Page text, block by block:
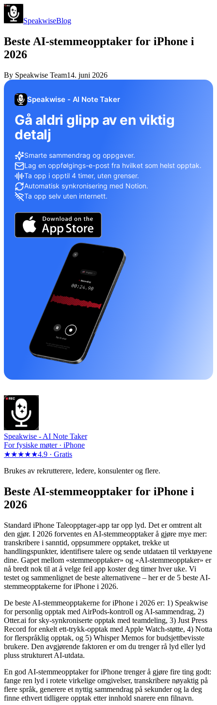
SpeakwiseBlog
Beste AI-stemmeopptaker for iPhone i
2026
By Speakwise Team14. juni 2026
Speakwise - AI Note Taker
Gå aldri glipp av en viktig
detalj
Smarte sammendrag og oppgaver.
Lag en oppfølgings-e-post fra hvilket som helst opptak.
Ta opp i opptil 4 timer, uten grenser.
Automatisk synkronisering med Notion.
Ta opp selv uten internett.
Speakwise - AI Note Taker
For fysiske møter · iPhone
★★★★★4.9 · Gratis
Brukes av rekrutterere, ledere, konsulenter og flere.
Beste AI-stemmeopptaker for iPhone i
2026
Standard iPhone Taleopptager-app tar opp lyd. Det er omtrent alt
den gjør. I 2026 forventes en AI-stemmeopptaker å gjøre mye mer:
transkribere i sanntid, oppsummere opptaket, trekke ut
handlingspunkter, identifisere talere og sende utdataen til verktøyene
dine. Gapet mellom «stemmeopptaker» og «AI-stemmeopptaker» er
nå bredt nok til at å velge feil app koster deg timer hver uke. Vi
testet og sammenlignet de beste alternativene – her er de 5 beste AI-
stemmeopptakerne for iPhone i 2026.
De beste AI-stemmeopptakerne for iPhone i 2026 er: 1) Speakwise
for personlig opptak med AirPods-kontroll og AI-sammendrag, 2)
Otter.ai for sky-synkroniserte opptak med teamdeling, 3) Just Press
Record for enkelt ett-trykk-opptak med Apple Watch-støtte, 4) Notta
for flerspråklig opptak, og 5) Whisper Memos for budsjettbevisste
brukere. Den avgjørende faktoren er om du trenger rå lyd eller lyd
pluss strukturert AI-utdata.
En god AI-stemmeopptaker for iPhone trenger å gjøre fire ting godt:
fange ren lyd i rotete virkelige omgivelser, transkribere nøyaktig på
flere språk, generere et nyttig sammendrag på sekunder og la deg
finne ethvert tidligere opptak etter innhold snarere enn filnavn.